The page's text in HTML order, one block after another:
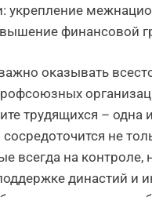
финансовой
оказывать
трудящихся –
не
всегда на контроле,
династий и